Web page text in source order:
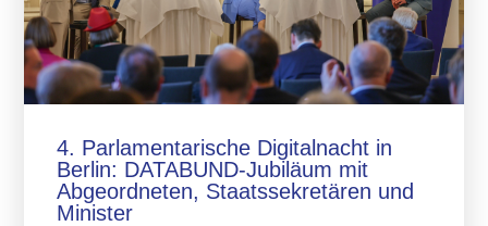
4. Parlamentarische Digitalnacht in
Berlin: DATABUND-Jubiläum mit
Abgeordneten, Staatssekretären und
Minister